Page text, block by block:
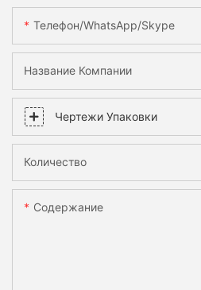
Телефон/WhatsApp/Skype
Название Компании
Чертежи Упаковки
Количество
Содержание